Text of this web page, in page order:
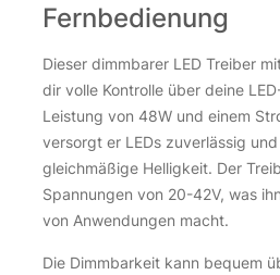
Fernbedienung
Dieser dimmbarer LED Treiber
dir volle Kontrolle über deine
Leistung von 48W und einem
versorgt er LEDs zuverlässig
gleichmäßige Helligkeit. Der
Spannungen von 20-42V, was
von Anwendungen macht.
Die Dimmbarkeit kann bequem